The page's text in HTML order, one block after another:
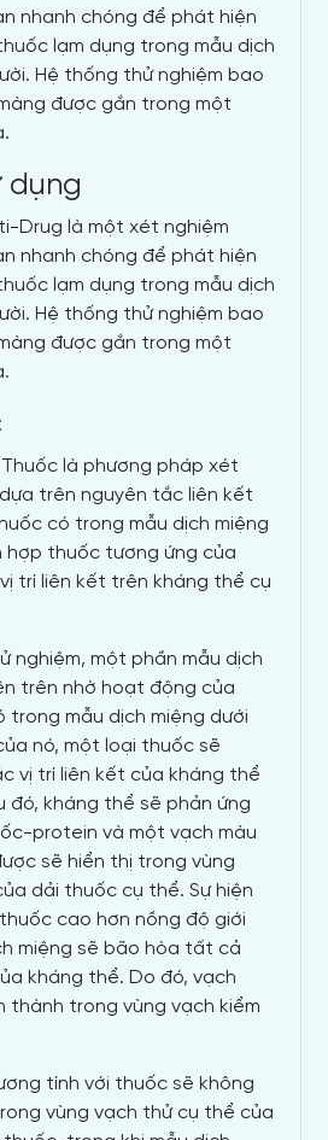
nhanh chóng để phát hiện
lạm dụng trong mẫu dịch
Hệ thống thử nghiệm bao
được gắn trong một
dụng
Drug là một xét nghiệm
nhanh chóng để phát hiện
lạm dụng trong mẫu dịch
Hệ thống thử nghiệm bao
được gắn trong một
là phương pháp xét
trên nguyên tắc liên kết
có trong mẫu dịch miệng
hợp thuốc tương ứng của
trí liên kết trên kháng thể cụ
nghiệm, một phần mẫu dịch
trên nhờ hoạt động của
trong mẫu dịch miệng dưới
nó, một loại thuốc sẽ
vị trí liên kết của kháng thể
đó, kháng thể sẽ phản ứng
protein và một vạch màu
sẽ hiển thị trong vùng
dải thuốc cụ thể. Sự hiện
cao hơn nồng độ giới
miệng sẽ bão hòa tất cả
kháng thể. Do đó, vạch
thành trong vùng vạch kiểm
tính với thuốc sẽ không
vùng vạch thử cụ thể của